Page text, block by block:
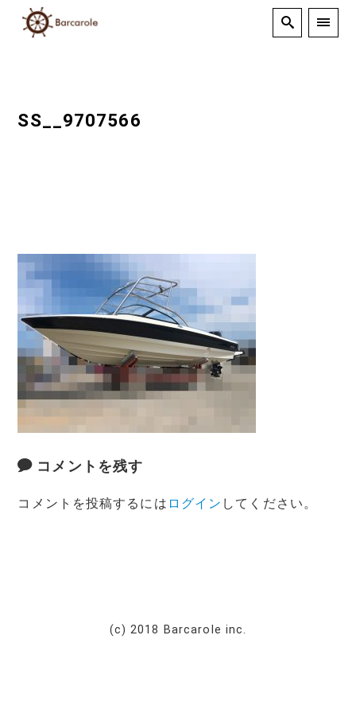
SS__9707566
コメントを残す
コメントを投稿するには ログイン してください。
(c) 2018 Barcarole inc.